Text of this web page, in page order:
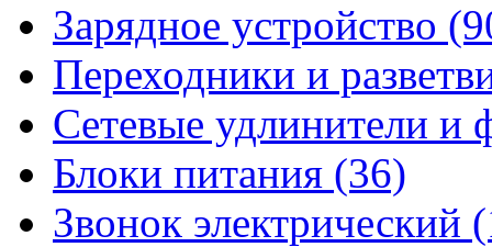
Зарядное устройство
Переходники и
Сетевые удлинители и
Блоки питания (36)
Звонок электрический